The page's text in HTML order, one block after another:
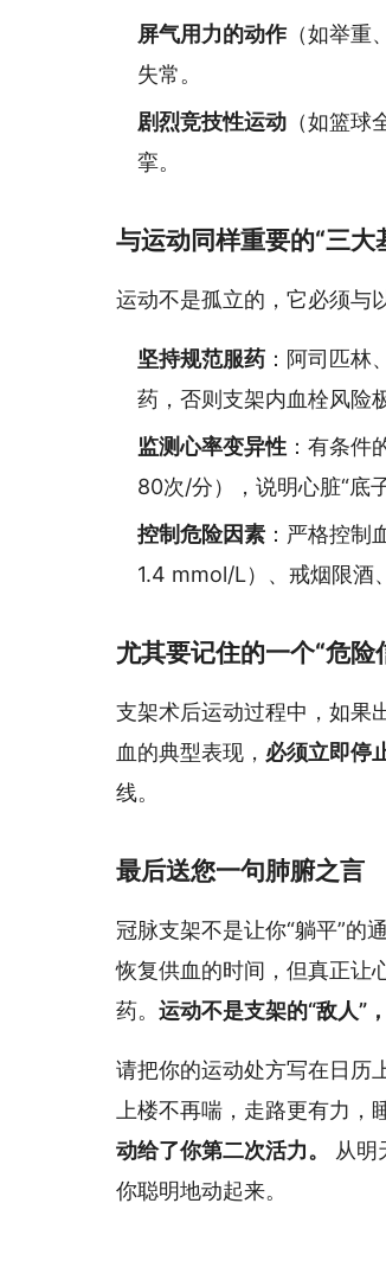
屏气用力的动作（如举重
失常。
剧烈竞技性运动 （如篮
挛。
与运动同样重要的“三大
运动不是孤立的，它必须与
坚持规范服药 ：阿司匹林
药，否则支架内血栓风险
监测心率变异性 ：有条件
80次/分），说明心脏“底
控制危险因素 ：严格控
1.4 mmol/L）、戒烟限酒
尤其要记住的一个“危险
支架术后运动过程中，如果
血的典型表现， 必须立即停
线。
最后送您一句肺腑之言
冠脉支架不是让你“躺平”的
恢复供血的时间，但真正让
药。运动不是支架的“敌人”
请把你的运动处方写在日历
上楼不再喘，走路更有力
动给了你第二次活力。
从明
你聪明地动起来。